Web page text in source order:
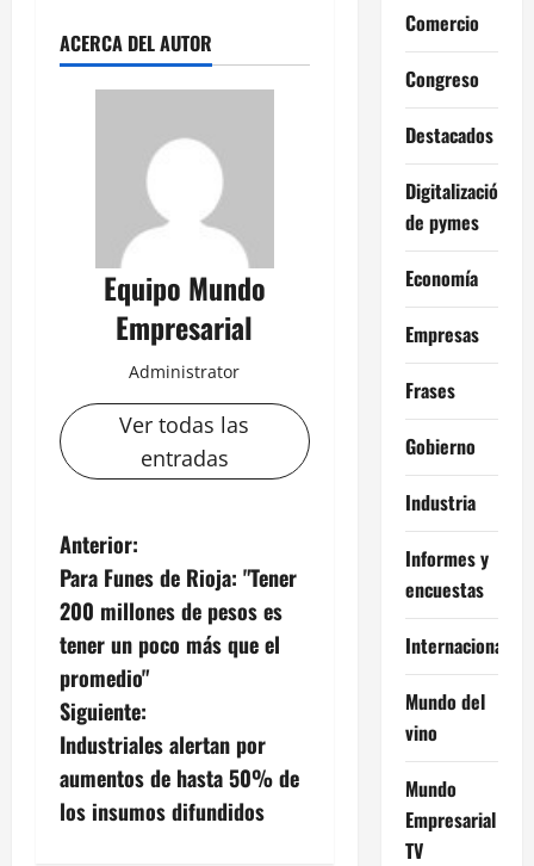
ACERCA DEL AUTOR
Equipo Mundo
Empresarial
Administrator
Ver todas las
entradas
N
a
v
e
g
a
Anterior:
Para Funes de Rioja: "Tener
200 millones de pesos es
tener un poco más que el
promedio"
Siguiente:
Industriales alertan por
aumentos de hasta 50% de
los insumos difundidos
Comercio
Congreso
Destacados
Digitalización
de pymes
Economía
Empresas
Frases
Gobierno
Industria
Informes y
encuestas
Internacional
Mundo del
vino
Mundo
Empresarial
TV